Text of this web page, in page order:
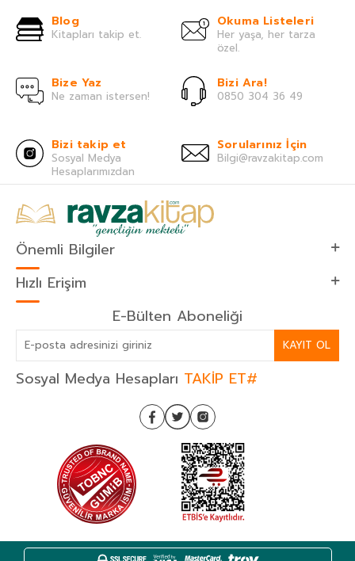
Blog
Kitapları takip et.
Okuma Listeleri
Her yaşa, her tarza
özel.
Bize Yaz
Ne zaman istersen!
Bizi Ara!
0850 304 36 49
Bizi takip et
Sosyal Medya
Hesaplarımızdan
Sorularınız İçin
Bilgi@ravzakitap.com
Önemli Bilgiler
Hızlı Erişim
E-Bülten Aboneliği
KAYIT OL
Sosyal Medya Hesapları TAKİP ET#